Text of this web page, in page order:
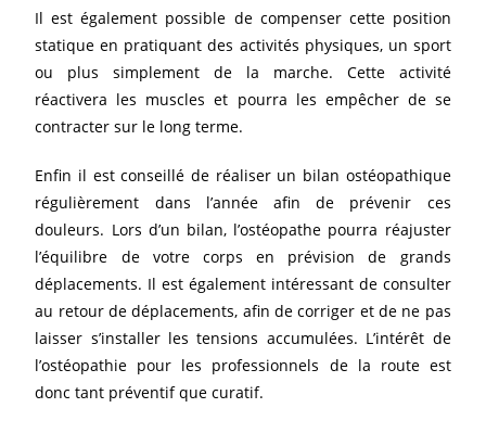
Il est également possible de compenser cette position
statique en pratiquant des activités physiques, un sport
ou plus simplement de la marche. Cette activité
réactivera les muscles et pourra les empêcher de se
contracter sur le long terme.
Enfin il est conseillé de réaliser un bilan ostéopathique
régulièrement dans l’année afin de prévenir ces
douleurs. Lors d’un bilan, l’ostéopathe pourra réajuster
l’équilibre de votre corps en prévision de grands
déplacements. Il est également intéressant de consulter
au retour de déplacements, afin de corriger et de ne pas
laisser s’installer les tensions accumulées. L’intérêt de
l’ostéopathie pour les professionnels de la route est
donc tant préventif que curatif.